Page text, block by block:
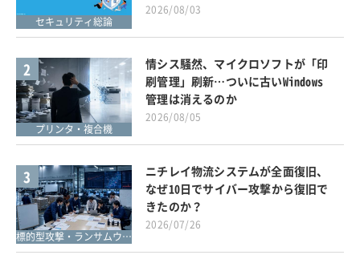
セキュリティ総論
2026/08/03
2
プリンタ・複合機
情シス騒然、マイクロソフトが「印
刷管理」刷新…ついに古いWindows
管理は消えるのか
2026/08/05
3
標的型攻撃・ランサムウェア対策
ニチレイ物流システムが全面復旧、
なぜ10日でサイバー攻撃から復旧で
きたのか？
2026/07/26